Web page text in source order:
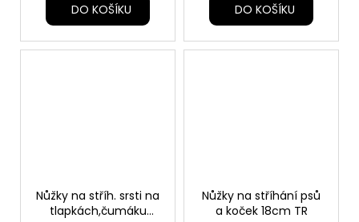
DO KOŠÍKU DO KOŠÍKU
Nůžky na stříh. srsti na
tlapkách,čumáku
Nůžky na stříhání psů
a koček 18cm TR